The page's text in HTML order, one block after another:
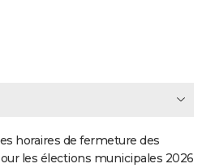
horaires de fermeture des
les élections municipales 2026